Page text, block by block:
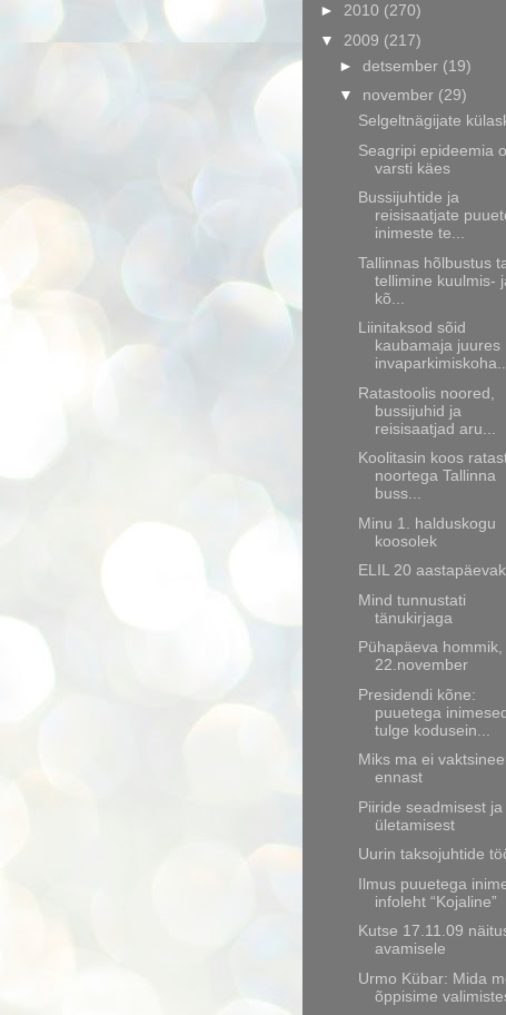
► 2010 (270)
▼ 2009 (217)
► detsember (19)
▼ november (29)
Selgeltnägijate
Seagripi epideemia
varsti käes
Bussijuhtide ja
reisisaatjate
inimeste te...
Tallinnas hõlbustus
tellimine kuulmis-
kõ...
Liinitaksod sõid
kaubamaja juures
invaparkimiskoha...
Ratastoolis noored,
bussijuhid ja
reisisaatjad aru...
Koolitasin koos
noortega Tallinna
buss...
Minu 1. halduskogu
koosolek
ELIL 20
Mind tunnustati
tänukirjaga
Pühapäeva hommik,
22.november
Presidendi kõne:
puuetega
tulge kodusein...
Miks ma ei
ennast
Piiride seadmisest ja
ületamisest
Uurin taksojuhtide
Ilmus puuetega
infoleht “Kojaline”
Kutse 17.11.09
avamisele
Urmo Kübar: Mida
õppisime